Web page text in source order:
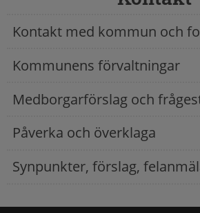
Kontakt med kommun och
Kommunens förvaltningar
Medborgarförslag och
Påverka och överklaga
Synpunkter, förslag,